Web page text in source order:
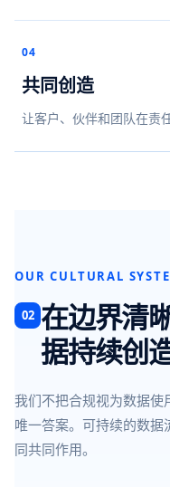
04
共同创造
让客户、伙伴和团队在责
OUR CULTURAL
02 在边界清
据持续创
我们不把合规视为数据使
唯一答案。可持续的数
同共同作用。